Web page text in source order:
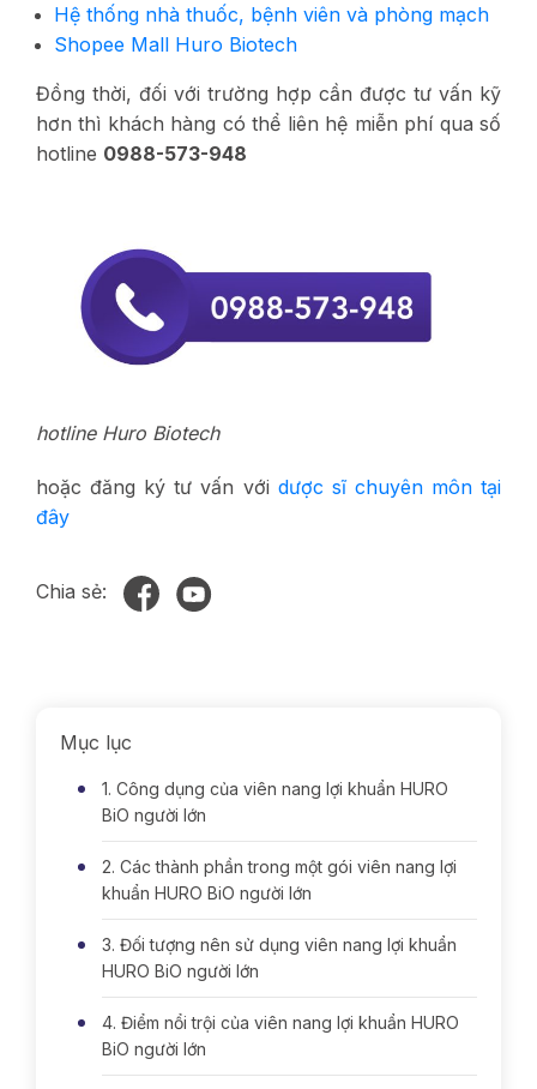
Hệ thống nhà thuốc, bệnh viên và phòng mạch
Shopee Mall Huro Biotech
Đồng thời, đối với trường hợp cần được tư vấn kỹ
hơn thì khách hàng có thể liên hệ miễn phí qua số
hotline 0988-573-948
hotline Huro Biotech
hoặc đăng ký tư vấn với dược sĩ chuyên môn tại
đây
Chia sẻ:
Mục lục
1. Công dụng của viên nang lợi khuẩn HURO
BiO người lớn
2. Các thành phần trong một gói viên nang lợi
khuẩn HURO BiO người lớn
3. Đối tượng nên sử dụng viên nang lợi khuẩn
HURO BiO người lớn
4. Điểm nổi trội của viên nang lợi khuẩn HURO
BiO người lớn